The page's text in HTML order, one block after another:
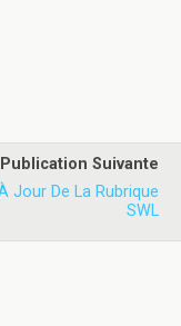
Publication Suivante
Jour De La Rubrique
SWL